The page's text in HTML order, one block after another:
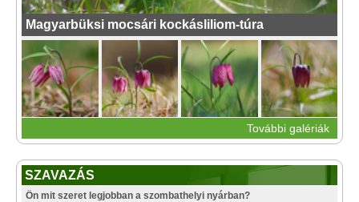
Magyarbüksi mocsári kockásliliom-túra
További galériák
SZAVAZÁS
Ön mit szeret legjobban a szombathelyi nyárban?